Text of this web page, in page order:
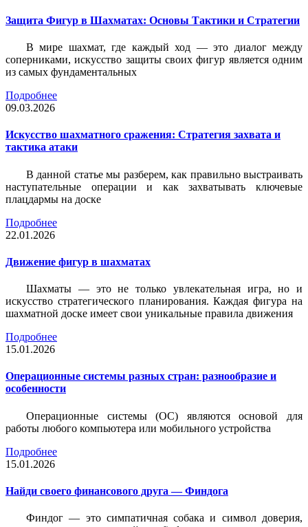
Защита Фигур в Шахматах: Основы Тактики и Стратегии
В мире шахмат, где каждый ход — это диалог между
соперниками, искусство защиты своих фигур является одним
из самых фундаментальных
Подробнее
09.03.2026
Искусство шахматного сражения: Стратегия захвата и
тактика атаки
В данной статье мы разберем, как правильно выстраивать
наступательные операции и как захватывать ключевые
плацдармы на доске
Подробнее
22.01.2026
Движение фигур в шахматах
Шахматы — это не только увлекательная игра, но и
искусство стратегического планирования. Каждая фигура на
шахматной доске имеет свои уникальные правила движения
Подробнее
15.01.2026
Операционные системы разных стран: разнообразие и
особенности
Операционные системы (ОС) являются основой для
работы любого компьютера или мобильного устройства
Подробнее
15.01.2026
Найди своего финансового друга — Финдога
Финдог — это симпатичная собака и символ доверия,